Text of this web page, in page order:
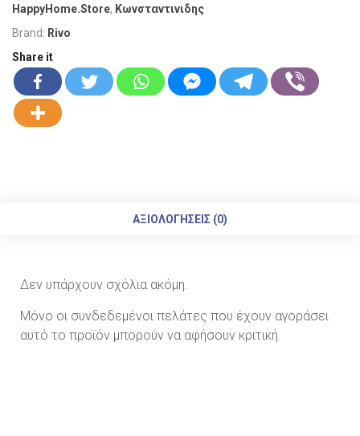
HappyHome.Store, Κωνσταντινιδης
Brand: Rivo
Share it
ΑΞΙΟΛΟΓΉΣΕΙΣ (0)
Δεν υπάρχουν σχόλια ακόμη.
Μόνο οι συνδεδεμένοι πελάτες που έχουν αγοράσει
αυτό το προϊόν μπορούν να αφήσουν κριτική.